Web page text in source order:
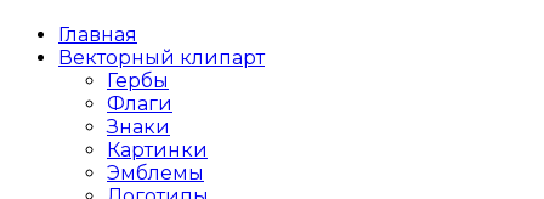
Главная
Векторный клипарт
Гербы
Флаги
Знаки
Картинки
Эмблемы